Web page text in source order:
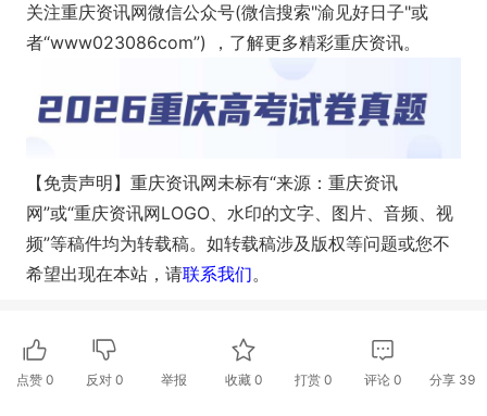
关注重庆资讯网微信公众号(微信搜索"渝见好日子"或
者“www023086com”) ，了解更多精彩重庆资讯。
【免责声明】重庆资讯网未标有“来源：重庆资讯
网”或“重庆资讯网LOGO、水印的文字、图片、音频、视
频”等稿件均为转载稿。如转载稿涉及版权等问题或您不
希望出现在本站，请联系我们。
点赞 0 反对 0 举报 收藏 0 打赏 0 评论 0 分享 39